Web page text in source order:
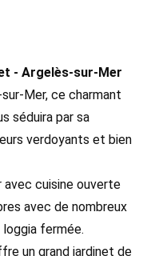
- Argelès-sur-Mer
Mer, ce charmant
séduira par sa
verdoyants et bien
avec cuisine ouverte
avec de nombreux
loggia fermée.
un grand jardinet de